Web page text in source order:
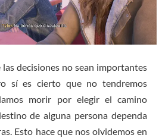
decisiones no sean importantes
sí es cierto que no tendremos
morir por elegir el camino
de alguna persona dependa
Esto hace que nos olvidemos en